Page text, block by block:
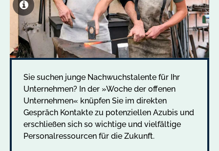
Sie suchen junge Nachwuchstalente für Ihr
Unternehmen? In der »Woche der offenen
Unternehmen« knüpfen Sie im direkten
Gespräch Kontakte zu potenziellen Azubis und
erschließen sich so wichtige und vielfältige
Personalressourcen für die Zukunft.